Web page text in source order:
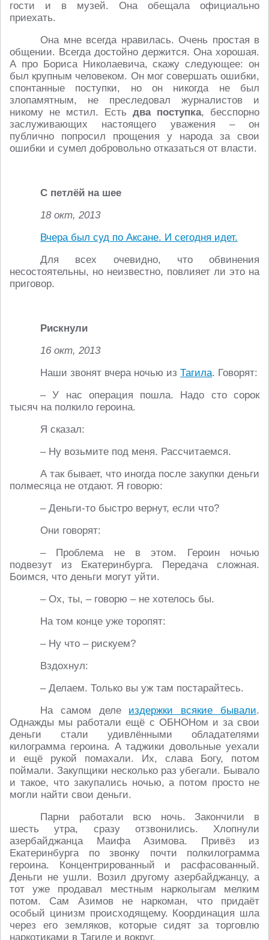
гости и в музей. Она обещала официально
приехать.
Она мне всегда нравилась. Очень простая в
общении. Всегда достойно держится. Она хорошая.
А про Бориса Николаевича, скажу следующее: он
был крупным человеком. Он мог совершать ошибки,
спонтанные поступки, но он никогда не был
злопамятным, не преследовал журналистов и
никому не мстил. Есть два поступка, бесспорно
заслуживающих настоящего уважения – он
публично попросил прощения у народа за свои
ошибки и сумел добровольно отказаться от власти.
С петлёй на шее
18 окт, 2013
Вчера был суд по Аксане. И сегодня идет.
Для всех очевидно, что обвинения
несостоятельны, но неизвестно, повлияет ли это на
приговор.
Рискнули
16 окт, 2013
Наши звонят вчера ночью из Тагила. Говорят:
– У нас операция пошла. Надо сто сорок
тысяч на полкило героина.
Я сказал:
– Ну возьмите под меня. Рассчитаемся.
А так бывает, что иногда после закупки деньги
полмесяца не отдают. Я говорю:
– Деньги-то быстро вернут, если что?
Они говорят:
– Проблема не в этом. Героин ночью
подвезут из Екатеринбурга. Передача сложная.
Боимся, что деньги могут уйти.
– Ох, ты, – говорю – не хотелось бы.
На том конце уже торопят:
– Ну что – рискуем?
Вздохнул:
– Делаем. Только вы уж там постарайтесь.
На самом деле издержки всякие бывали.
Однажды мы работали ещё с ОБНОНом и за свои
деньги стали удивлёнными обладателями
килограмма героина. А таджики довольные уехали
и ещё рукой помахали. Их, слава Богу, потом
поймали. Закупщики несколько раз убегали. Бывало
и такое, что закупались ночью, а потом просто не
могли найти свои деньги.
Парни работали всю ночь. Закончили в
шесть утра, сразу отзвонились. Хлопнули
азербайджанца Маифа Азимова. Привёз из
Екатеринбурга по звонку почти полкилограмма
героина. Концентрированный и расфасованный.
Деньги не ушли. Возил другому азербайджанцу, а
тот уже продавал местным нарколыгам мелким
потом. Сам Азимов не наркоман, что придаёт
особый цинизм происходящему. Координация шла
через его земляков, которые сидят за торговлю
наркотиками в Тагиле и вокруг.